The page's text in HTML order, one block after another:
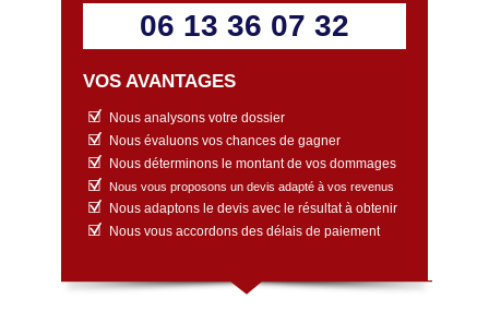
06 13 36 07 32
VOS AVANTAGES
Nous analysons votre dossier
Nous évaluons vos chances de gagner
Nous déterminons le montant de vos dommages
Nous vous proposons un devis adapté à vos revenus
Nous adaptons le devis avec le résultat à obtenir
Nous vous accordons des délais de paiement